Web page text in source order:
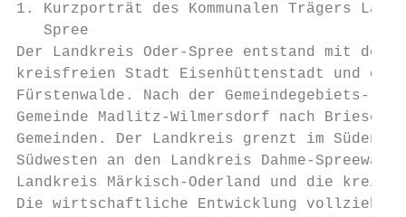
1. Kurzporträt des Kommunalen Trägers
   Spree
Der Landkreis Oder-Spree entstand mit der
kreisfreien Stadt Eisenhüttenstadt und den
Fürstenwalde. Nach der Gemeindegebiets-
Gemeinde Madlitz-Wilmersdorf nach
Gemeinden. Der Landkreis grenzt im Süden
Südwesten an den Landkreis Dahme-
Landkreis Märkisch-Oderland und die
Die wirtschaftliche Entwicklung vollzieht